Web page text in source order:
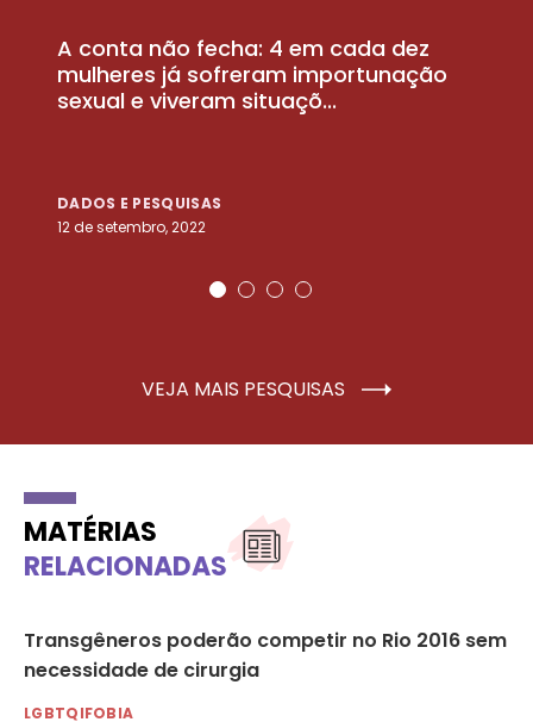
A conta não fecha: 4 em cada dez
mulheres já sofreram importunação
sexual e viveram situaçõ...
DADOS E PESQUISAS
12 de setembro, 2022
VEJA MAIS PESQUISAS
MATÉRIAS
RELACIONADAS
Transgêneros poderão competir no Rio 2016 sem
necessidade de cirurgia
LGBTQIFOBIA